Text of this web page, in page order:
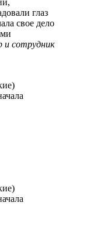
глаз
свое дело
и сотрудник